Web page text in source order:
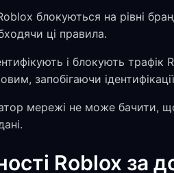
блокуються на рівні
ці правила.
і блокують
запобігаючи
мережі не може бачити,
Roblox за